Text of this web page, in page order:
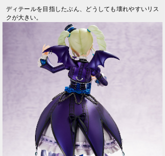
ディテールを目指したぶん、どうしても壊れやすいリス
クが大きい。